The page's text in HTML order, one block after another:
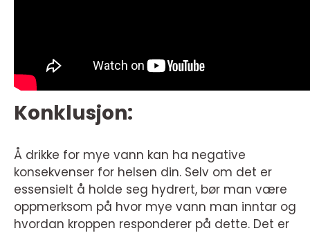
Konklusjon:
Å drikke for mye vann kan ha negative
konsekvenser for helsen din. Selv om det er
essensielt å holde seg hydrert, bør man være
oppmerksom på hvor mye vann man inntar og
hvordan kroppen responderer på dette. Det er